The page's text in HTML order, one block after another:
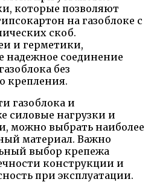
которые позволяют
на газоблоке с
скоб.
и герметики,
надежное соединение
без
крепления.
газоблока и
силовые нагрузки и
можно выбрать наиболее
материал. Важно
выбор крепежа
конструкции и
при эксплуатации.